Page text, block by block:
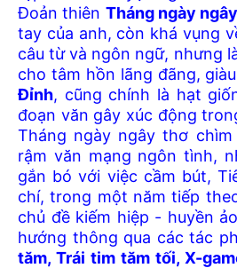
Đoản thiên Tháng ngày
tay của anh, còn khá vụng
câu từ và ngôn ngữ, nhưng
cho tâm hồn lãng đãng,
Đỉnh, cũng chính là hạt
đoạn văn gây xúc động
Tháng ngày ngây thơ
rậm văn mạng ngôn tình,
gắn bó với việc cầm bút,
chí, trong một năm tiếp
chủ đề kiếm hiệp - huyền
hướng thông qua các tác
tăm, Trái tim tăm tối, X-